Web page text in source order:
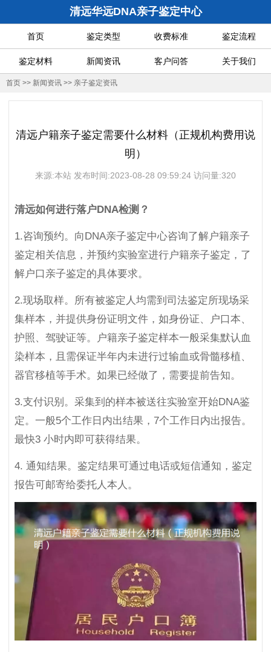
清远华远DNA亲子鉴定中心
首页 鉴定类型 收费标准 鉴定流程
鉴定材料 新闻资讯 客户问答 关于我们
首页 >> 新闻资讯 >> 亲子鉴定资讯
清远户籍亲子鉴定需要什么材料（正规机构费用说
明）
来源:本站 发布时间:2023-08-28 09:59:24 访问量:320
清远如何进行落户DNA检测？
1.咨询预约。向DNA亲子鉴定中心咨询了解户籍亲子
鉴定相关信息，并预约实验室进行户籍亲子鉴定，了
解户口亲子鉴定的具体要求。
2.现场取样。所有被鉴定人均需到司法鉴定所现场采
集样本，并提供身份证明文件，如身份证、户口本、
护照、驾驶证等。户籍亲子鉴定样本一般采集默认血
染样本，且需保证半年内未进行过输血或骨髓移植、
器官移植等手术。如果已经做了，需要提前告知。
3.支付识别。采集到的样本被送往实验室开始DNA鉴
定。一般5个工作日内出结果，7个工作日内出报告。
最快3 小时内即可获得结果。
4. 通知结果。鉴定结果可通过电话或短信通知，鉴定
报告可邮寄给委托人本人。